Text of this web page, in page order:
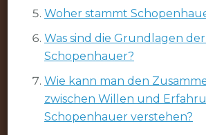
Woher stammt
Was sind die Grundlagen
Schopenhauer?
Wie kann man den
zwischen Willen und
Schopenhauer verstehen?